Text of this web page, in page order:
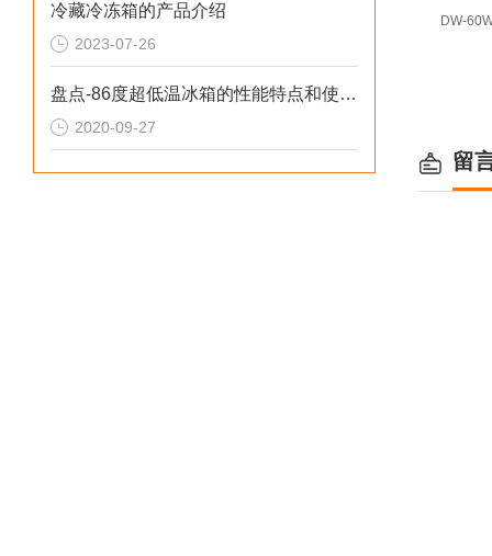
冷藏冷冻箱的产品介绍
2023-07-26
盘点-86度超低温冰箱的性能特点和使用要点
2020-09-27
DW-
留